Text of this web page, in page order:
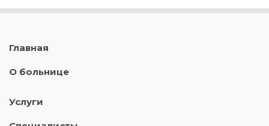
Главная
О больнице
Услуги